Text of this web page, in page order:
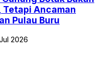
Tetapi Ancaman
Pulau Buru
2026